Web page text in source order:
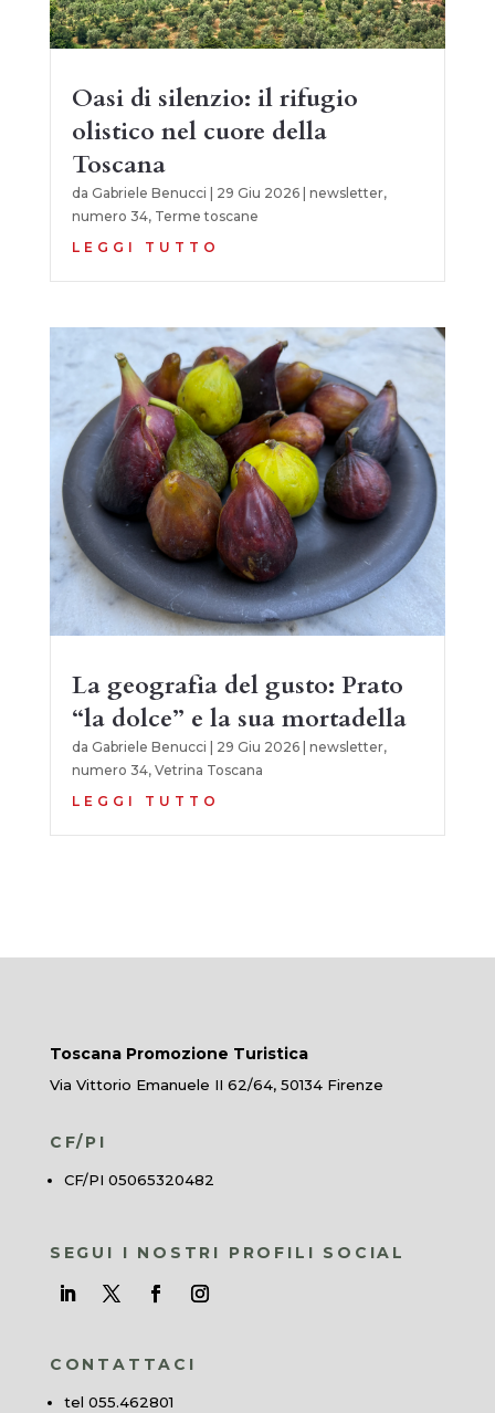
Oasi di silenzio: il rifugio
olistico nel cuore della
Toscana
da Gabriele Benucci 29 Giu 2026| newsletter,
numero 34, Terme toscane
LEGGI TUTTO
La geografia del gusto: Prato
“la dolce” e la sua mortadella
da Gabriele Benucci 29 Giu 2026| newsletter,
numero 34, Vetrina Toscana
LEGGI TUTTO
Toscana Promozione Turistica
Via Vittorio Emanuele II 62/64, 50134 Firenze
CF/PI
CF/PI 05065320482
SEGUI I NOSTRI PROFILI SOCIAL
CONTATTACI
tel 055.462801